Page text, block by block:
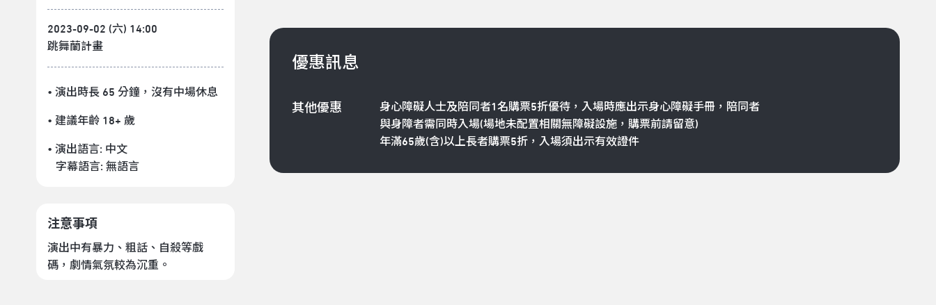
2023-09-02 (六) 14:00
跳舞蘭計畫
• 演出時長 65 分鐘 ，沒有中場休息
• 建議年齡 18+ 歲
• 演出語言: 中文
字幕語言: 無語言
注意事項
演出中有暴力、粗話、自殺等戲
碼，劇情氣氛較為沉重。
優惠訊息
其他優惠
身心障礙人士及陪同者1名購票5折優待，入場時應出示身心障礙手冊，陪同者
與身障者需同時入場(場地未配置相關無障礙設施，購票前請留意)
年滿65歲(含)以上長者購票5折，入場須出示有效證件